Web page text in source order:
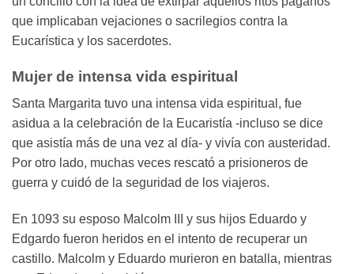
que implicaban vejaciones o sacrilegios contra la
Eucarística y los sacerdotes.
Mujer de intensa vida espiritual
Santa Margarita tuvo una intensa vida espiritual, fue
asidua a la celebración de la Eucaristía -incluso se dice
que asistía más de una vez al día- y vivía con austeridad.
Por otro lado, muchas veces rescató a prisioneros de
guerra y cuidó de la seguridad de los viajeros.
En 1093 su esposo Malcolm III y sus hijos Eduardo y
Edgardo fueron heridos en el intento de recuperar un
castillo. Malcolm y Eduardo murieron en batalla, mientras